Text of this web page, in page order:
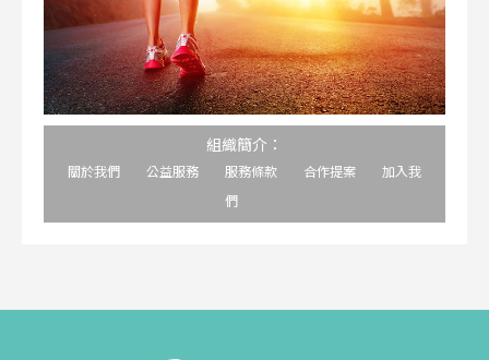
組織簡介：
關於我們 公益服務 服務條款 合作提案
加入我
們